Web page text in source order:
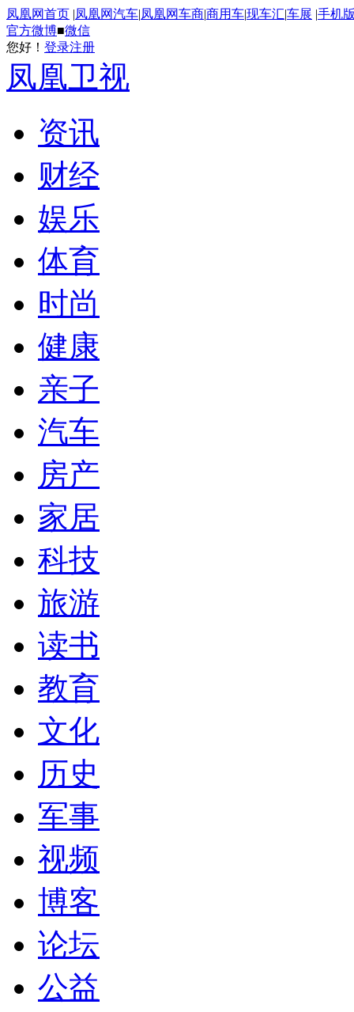
凤凰网首页 |凤凰网汽车|凤凰网车商|商用车|现车汇|车展 |手机
官方微博■微信
您好！ 登录注册
凤凰卫视
资讯
财经
娱乐
体育
时尚
健康
亲子
汽车
房产
家居
科技
旅游
读书
教育
文化
历史
军事
视频
博客
论坛
公益